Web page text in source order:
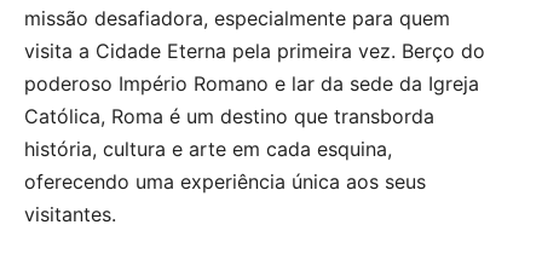
missão desafiadora, especialmente para quem
visita a Cidade Eterna pela primeira vez. Berço do
poderoso Império Romano e lar da sede da Igreja
Católica, Roma é um destino que transborda
história, cultura e arte em cada esquina,
oferecendo uma experiência única aos seus
visitantes.